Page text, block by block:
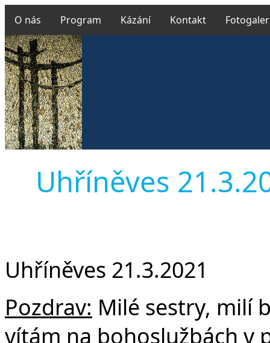
O nás Program Kázání Kontakt
Uhříněves
Uhříněves 21.3.2021
Pozdrav: Milé sestry, milí
vítám na bohoslužbách v